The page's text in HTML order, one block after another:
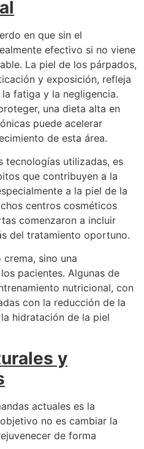
en que sin el
efectivo si no viene
La piel de los párpados,
y exposición, refleja
fatiga y la negligencia.
una dieta alta en
puede acelerar
de esta área.
tecnologías utilizadas, es
que contribuyen a la
a la piel de la
centros cosméticos
comenzaron a incluir
del tratamiento oportuno.
sino una
pacientes. Algunas de
nutricional, con
con la reducción de la
hidratación de la piel
y
actuales es la
no es cambiar la
de forma